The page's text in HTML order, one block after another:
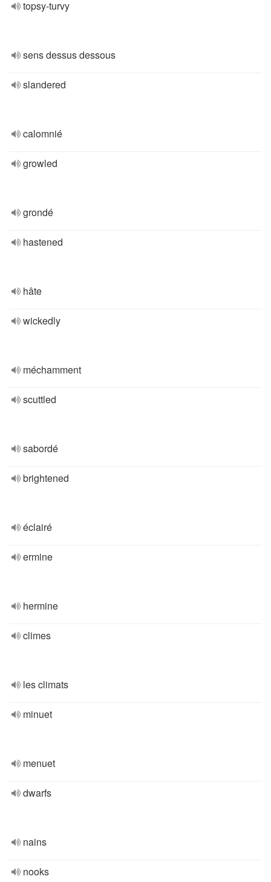
topsy-turvy
sens dessus dessous
slandered
calomnié
growled
grondé
hastened
hâte
wickedly
méchamment
scuttled
sabordé
brightened
éclairé
ermine
hermine
climes
les climats
minuet
menuet
dwarfs
nains
nooks